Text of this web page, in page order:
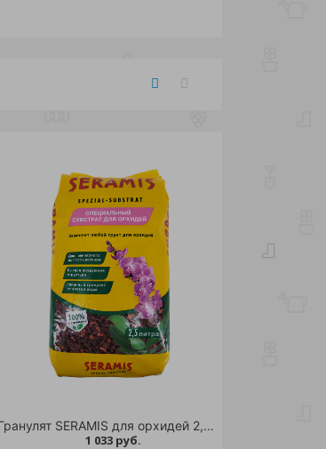
Гранулят SERAMIS для орхидей 2,5л /
1 033 руб.